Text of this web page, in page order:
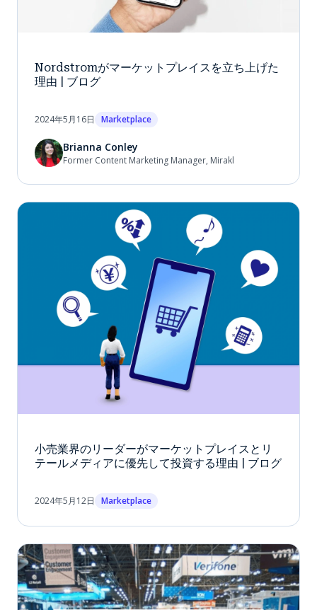
Nordstromがマーケットプレイスを立ち上げた
理由 | ブログ
2024年5月16日 Marketplace
Brianna Conley
Former Content Marketing Manager, Mirakl
小売業界のリーダーがマーケットプレイスとリ
テールメディアに優先して投資する理由 | ブログ
2024年5月12日 Marketplace